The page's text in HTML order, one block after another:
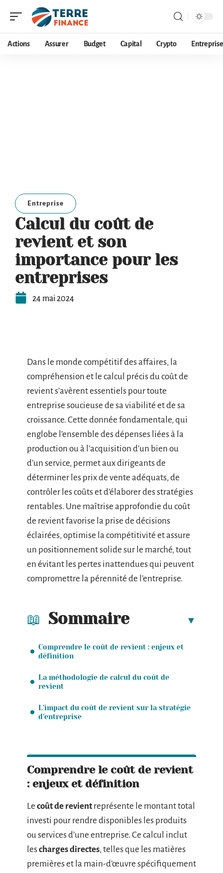
Actions Assurer Budget Capital Crypto Entreprise
Entreprise
Calcul du coût de
revient et son
importance pour les
entreprises
24 mai 2024
Dans le monde compétitif des affaires, la
compréhension et le calcul précis du coût de
revient s’avèrent essentiels pour toute
entreprise soucieuse de sa viabilité et de sa
croissance. Cette donnée fondamentale, qui
englobe l’ensemble des dépenses liées à la
production ou à l’acquisition d’un bien ou
d’un service, permet aux dirigeants de
déterminer les prix de vente adéquats, de
contrôler les coûts et d’élaborer des stratégies
rentables. Une maîtrise approfondie du coût
de revient favorise la prise de décisions
éclairées, optimise la compétitivité et assure
un positionnement solide sur le marché, tout
en évitant les pertes inattendues qui peuvent
compromettre la pérennité de l’entreprise.
Sommaire
Comprendre le coût de revient : enjeux et
définition
La méthodologie de calcul du coût de
revient
L’impact du coût de revient sur la stratégie
d’entreprise
Comprendre le coût de revient
: enjeux et définition
Le coût de revientreprésente le montant total
investi pour rendre disponibles les produits
ou services d’une entreprise. Ce calcul inclut
lescharges directes, telles que les matières
premières et la main-d’œuvre spécifiquement